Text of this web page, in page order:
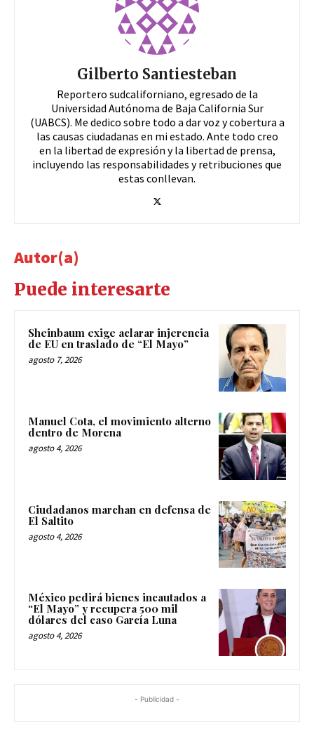
Gilberto Santiesteban
Reportero sudcaliforniano, egresado de la
Universidad Autónoma de Baja California Sur
(UABCS). Me dedico sobre todo a dar voz y cobertura a
las causas ciudadanas en mi estado. Ante todo creo
en la libertad de expresión y la libertad de prensa,
incluyendo las responsabilidades y retribuciones que
estas conllevan.
Autor(a)
Puede interesarte
Sheinbaum exige aclarar injerencia
de EU en traslado de “El Mayo”
agosto 7, 2026
Manuel Cota, el movimiento alterno
dentro de Morena
agosto 4, 2026
Ciudadanos marchan en defensa de
El Saltito
agosto 4, 2026
México pedirá bienes incautados a
“El Mayo” y recupera 500 mil
dólares del caso García Luna
agosto 4, 2026
- Publicidad -